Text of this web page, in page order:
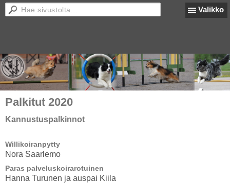
Valikko
Palkitut 2020
Kannustuspalkinnot
Willikoiranpytty
Nora Saarlemo
Paras palveluskoirarotuinen
Hanna Turunen ja auspai Kiila